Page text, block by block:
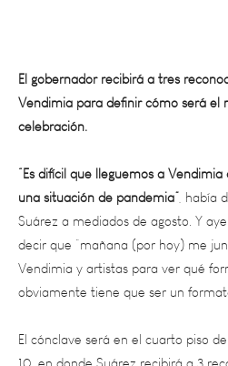
Vendimia para definir cómo será
celebración.
“Es difícil que lleguemos a Vendimia
una situación de pandemia”,
Suárez a mediados de agosto. Y
decir que “mañana (por hoy) me
Vendimia y artistas para ver qué
obviamente tiene que ser un
El cónclave será en el cuarto piso de
10, en donde Suárez recibirá a 3